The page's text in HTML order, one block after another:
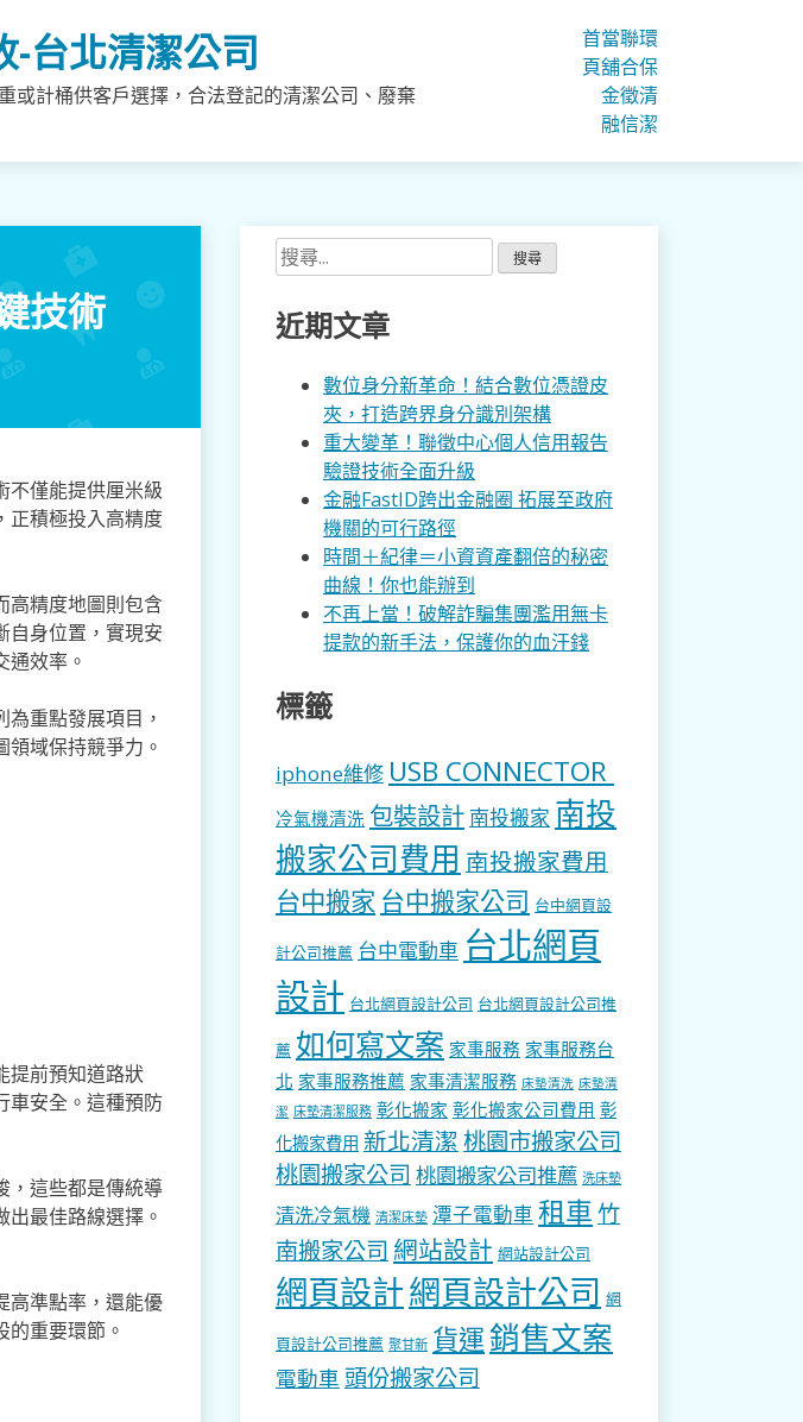
-台北清潔公司
或計桶供客戶選擇，合法登記的清潔公司、廢棄
首
頁
當
舖
金
融
聯
合
徵
信
環
保
清
潔
技術
不僅能提供厘米級
正積極投入高精度
高精度地圖則包含
自身位置，實現安
效率。
重點發展項目，
域保持競爭力。
提前預知道路狀
車安全。這種預防
，這些都是傳統導
最佳路線選擇。
高準點率，還能優
重要環節。
搜
尋
關
鍵
近期文章
數位身分新革命！結合數位憑證皮
夾，打造跨界身分識別架構
重大變革！聯徵中心個人信用報告
驗證技術全面升級
金融FastID跨出金融圈 拓展至政府
機關的可行路徑
時間＋紀律＝小資資產翻倍的秘密
曲線！你也能辦到
不再上當！破解詐騙集團濫用無卡
提款的新手法，保護你的血汗錢
標籤
iphone維修 USB CONNECTOR
冷氣機清洗 包裝設計 南投搬家 南投
搬家公司費用 南投搬家費用
台中搬家 台中搬家公司 台中網頁設
計公司推薦 台中電動車 台北網頁
設計 台北網頁設計公司 台北網頁設計公司推
薦 如何寫文案 家事服務 家事服務台
北 家事服務推薦 家事清潔服務 床墊清洗 床墊清
潔 床墊清潔服務 彰化搬家 彰化搬家公司費用 彰
化搬家費用 新北清潔 桃園市搬家公司
桃園搬家公司 桃園搬家公司推薦 洗床墊
清洗冷氣機 清潔床墊 潭子電動車 租車竹
南搬家公司 網站設計 網站設計公司
網頁設計網頁設計公司 網
頁設計公司推薦 聚甘新 貨運銷售文案
電動車 頭份搬家公司